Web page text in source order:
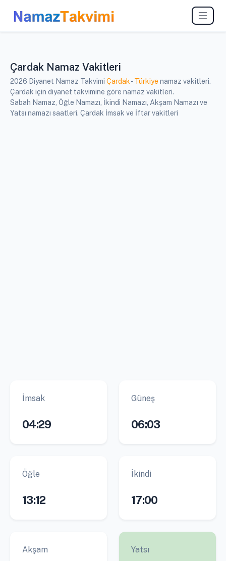
Çardak Namaz Vakitleri
2026 Diyanet Namaz Takvimi Çardak-Türkiye namaz vakitleri.
Çardak için diyanet takvimine göre namaz vakitleri.
Sabah Namaz, Öğle Namazı, İkindi Namazı, Akşam Namazı ve
Yatsı namazı saatleri. Çardak İmsak ve İftar vakitleri
İmsak
04:29
Güneş
06:03
Öğle
13:12
İkindi
17:00
Akşam Yatsı